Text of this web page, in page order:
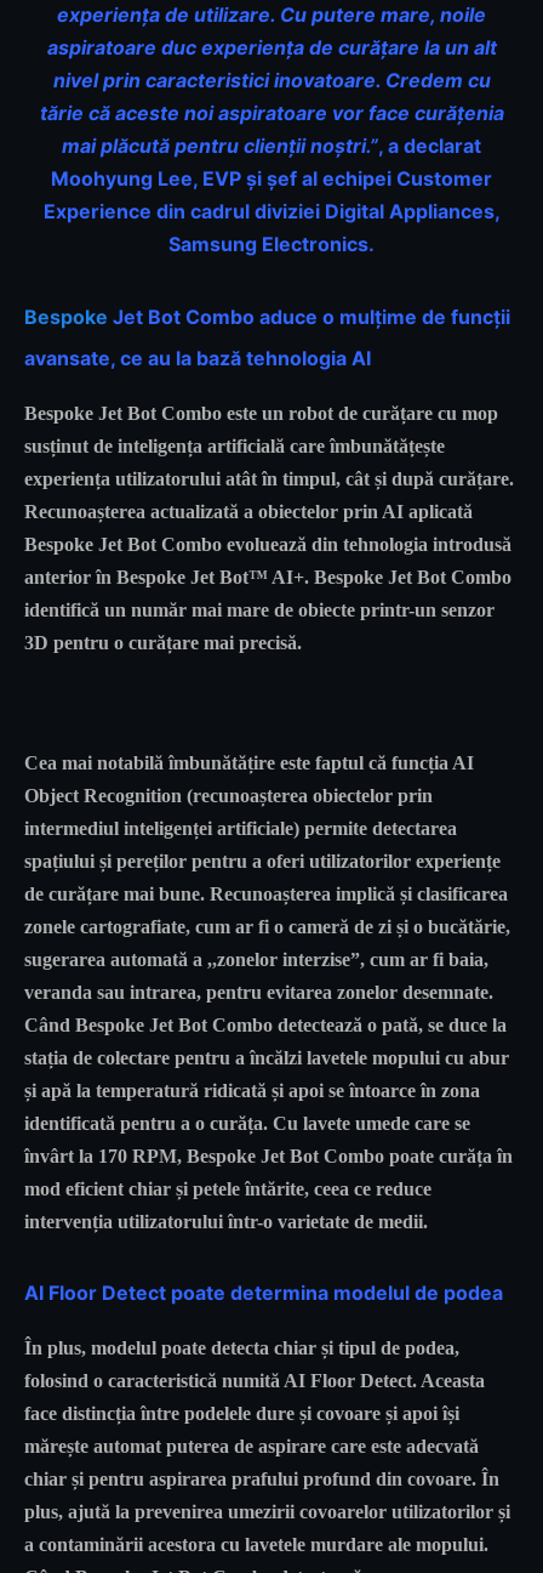
experiența de utilizare. Cu putere mare, noile
aspiratoare duc experiența de curățare la un alt
nivel prin caracteristici inovatoare. Credem cu
tărie că aceste noi aspiratoare vor face curățenia
mai plăcută pentru clienții noștri.”, a declarat
Moohyung Lee, EVP și șef al echipei Customer
Experience din cadrul diviziei Digital Appliances,
Samsung Electronics.
Bespoke Jet Bot Combo aduce o mulțime de funcții
avansate, ce au la bază tehnologia AI
Bespoke Jet Bot Combo este un robot de curățare cu mop
susținut de inteligența artificială care îmbunătățește
experiența utilizatorului atât în timpul, cât și după curățare.
Recunoașterea actualizată a obiectelor prin AI aplicată
Bespoke Jet Bot Combo evoluează din tehnologia introdusă
anterior în Bespoke Jet Bot™ AI+. Bespoke Jet Bot Combo
identifică un număr mai mare de obiecte printr-un senzor
3D pentru o curățare mai precisă.
Cea mai notabilă îmbunătățire este faptul că funcția AI
Object Recognition (recunoașterea obiectelor prin
intermediul inteligenței artificiale) permite detectarea
spațiului și pereților pentru a oferi utilizatorilor experiențe
de curățare mai bune. Recunoașterea implică și clasificarea
zonele cartografiate, cum ar fi o cameră de zi și o bucătărie,
sugerarea automată a ,,zonelor interzise”, cum ar fi baia,
veranda sau intrarea, pentru evitarea zonelor desemnate.
Când Bespoke Jet Bot Combo detectează o pată, se duce la
stația de colectare pentru a încălzi lavetele mopului cu abur
și apă la temperatură ridicată și apoi se întoarce în zona
identificată pentru a o curăța. Cu lavete umede care se
învârt la 170 RPM, Bespoke Jet Bot Combo poate curăța în
mod eficient chiar și petele întărite, ceea ce reduce
intervenția utilizatorului într-o varietate de medii.
AI Floor Detect poate determina modelul de podea
În plus, modelul poate detecta chiar și tipul de podea,
folosind o caracteristică numită AI Floor Detect. Aceasta
face distincția între podelele dure și covoare și apoi își
mărește automat puterea de aspirare care este adecvată
chiar și pentru aspirarea prafului profund din covoare. În
plus, ajută la prevenirea umezirii covoarelor utilizatorilor și
a contaminării acestora cu lavetele murdare ale mopului.